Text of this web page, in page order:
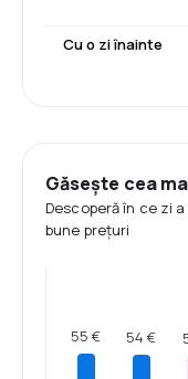
Cu o zi înainte
Găsește cea
Descoperă în ce zi
bune prețuri
55 € 54 €